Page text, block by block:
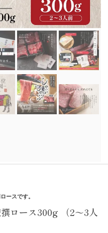
ースです。
ロース300g （2～3人